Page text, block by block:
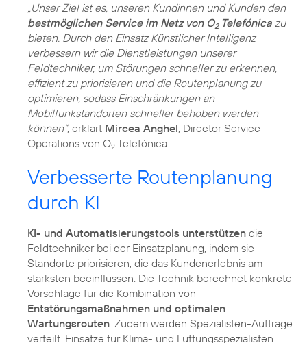
„Unser Ziel ist es, unseren Kundinnen und Kunden den
bestmöglichen Service im Netz von O2Telefónica zu
bieten. Durch den Einsatz Künstlicher Intelligenz
verbessern wir die Dienstleistungen unserer
Feldtechniker, um Störungen schneller zu erkennen,
effizient zu priorisieren und die Routenplanung zu
optimieren, sodass Einschränkungen an
Mobilfunkstandorten schneller behoben werden
können“, erklärt Mircea Anghel, Director Service
Operations von O2 Telefónica.
Verbesserte Routenplanung
durch KI
KI- und Automatisierungstools unterstützen die
Feldtechniker bei der Einsatzplanung, indem sie
Standorte priorisieren, die das Kundenerlebnis am
stärksten beeinflussen. Die Technik berechnet konkrete
Vorschläge für die Kombination von
Entstörungsmaßnahmen und optimalen
Wartungsrouten. Zudem werden Spezialisten-Aufträge
verteilt. Einsätze für Klima- und Lüftungsspezialisten